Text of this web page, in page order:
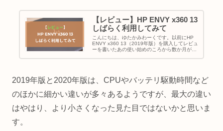
【レビュー】HP ENVY x360 13
しばらく利用してみて
こんにちは、ゆたかみわーくです。以前にHP
ENVY x360 13（2019年版）を購入してレビュ
ーを書いたあの使い始めのころから数か月が経
2019年版と2020年版は、CPUやバッテリ駆動時間など
のほかに細かい違いが多々あるようですが、最大の違い
はやはり、より小さくなった見た目ではないかと思いま
す。